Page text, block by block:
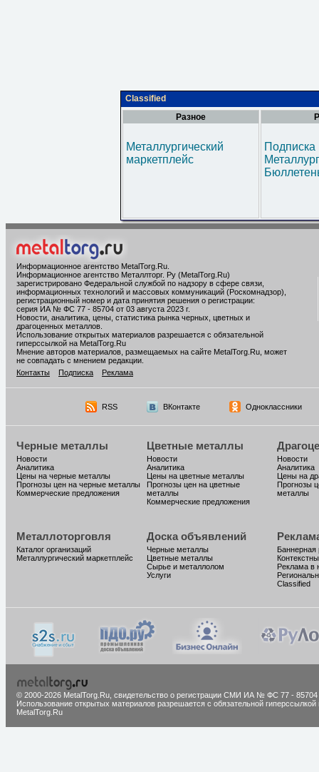
Classified
Разное
Металлургический
маркетплейс
Информационное агентство MetalTorg.Ru
Информационное агентство Металлторг. Ру (MetalTorg.Ru)
зарегистрировано Федеральной службой по надзору в сфере связи,
информационных технологий и массовых коммуникаций (Роскомнадзор),
регистрационный номер и дата принятия решения о регистрации:
серия ИА № ФС 77 - 85704 от 03 августа 2023 г.
Новости, аналитика, цены, статистика рынка черных, цветных и
драгоценных металлов.
Использование открытых материалов разрешается с обязательной
гиперссылкой на MetalTorg.Ru
Мнение авторов материалов, размещаемых на сайте MetalTorg.Ru, может
не совпадать с мнением редакции.
Контакты
Подписка Реклама
RSS ВКонтакте Одноклассники
Черные металлы
Новости
Аналитика
Цены на черные металлы
Прогнозы цен на черные металлы
Коммерческие предложения
Цветные металлы
Новости
Аналитика
Цены на цветные металлы
Прогнозы цен на цветные
металлы
Коммерческие предложения
Новости
Аналитика
Цены на
Прогнозы
металлы
Металлоторговля
Каталог организаций
Металлургический маркетплейс
Доска объявлений
Черные металлы
Цветные металлы
Сырье и металлолом
Услуги
Баннерная
Реклама в
Classified
© 2000-2026 MetalTorg.Ru, cвидетельство о регистрации СМИ ИА № ФС 77 - 85704
Использование открытых материалов разрешается с обязательной гиперссылкой
MetalTorg.Ru